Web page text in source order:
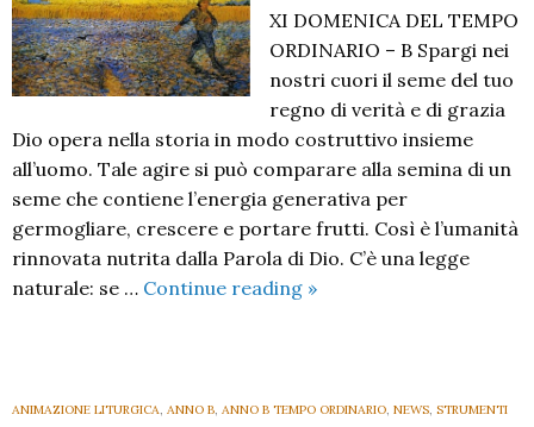
XI DOMENICA DEL TEMPO
ORDINARIO – B Spargi nei
nostri cuori il seme del tuo
regno di verità e di grazia
Dio opera nella storia in modo costruttivo insieme
all’uomo. Tale agire si può comparare alla semina di un
seme che contiene l’energia generativa per
germogliare, crescere e portare frutti. Così è l’umanità
rinnovata nutrita dalla Parola di Dio. C’è una legge
naturale: se … Continue reading XI
Ordinario
»
ANIMAZIONE LITURGICA, ANNO B, ANNO B TEMPO ORDINARIO, NEWS, STRUMENTI